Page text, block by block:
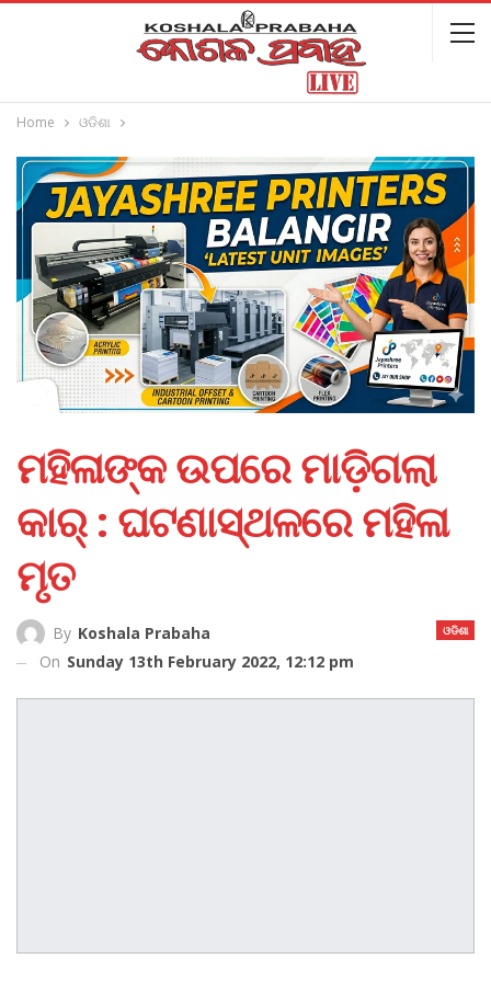
Home ଓଡିଶା
ମହିଳାଙ୍କ ଉପରେ ମାଡ଼ିଗଲା
କାର୍‌ : ଘଟଣାସ୍ଥଳରେ ମହିଳା
ମୃତ
ଓଡିଶା
By Koshala Prabaha
On Sunday 13th February 2022, 12:12 pm